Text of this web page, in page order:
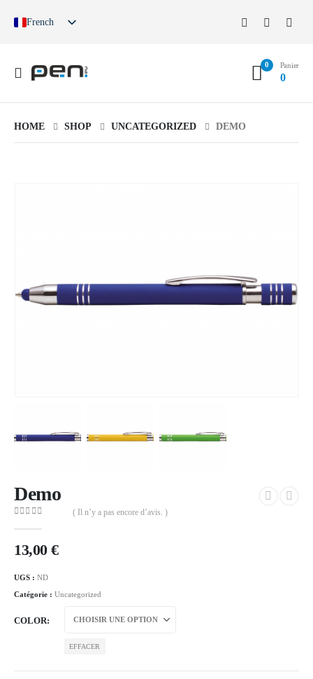
French
Spanish
0 Panier
0
HOME SHOP UNCATEGORIZED DEMO
Demo
( Il n’y a pas encore d’avis. )
13,00€
UGS : ND
Catégorie : Uncategorized
COLOR
EFFACER